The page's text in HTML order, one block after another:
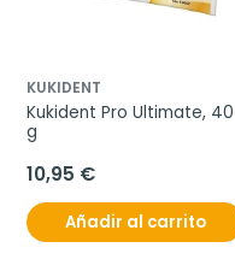
KUKIDENT
Kukident Pro Ultimate, 40
g
10,95 €
Añadir al carrito